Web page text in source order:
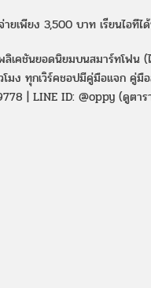
ยเพียง 3,500 บาท เรียนไอทีไ
ลิเคชันยอดนิยมบนสมาร์ทโฟน
มง ทุกเวิร์คชอปมีคู่มือแจก คู่มื
| LINE ID: @oppy (ดูตา